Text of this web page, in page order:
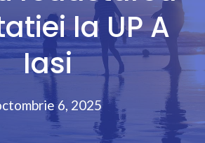
la UP A
Iasi
6, 2025